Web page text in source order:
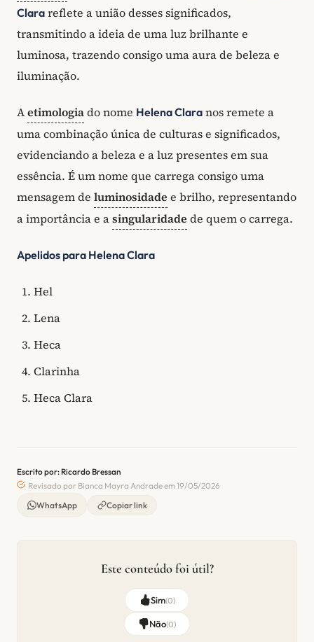
Clara reflete a união desses significados,
transmitindo a ideia de uma luz brilhante e
luminosa, trazendo consigo uma aura de beleza e
iluminação.
Aetimologiado nome Helena Clara nos remete a
uma combinação única de culturas e significados,
evidenciando a beleza e a luz presentes em sua
essência. É um nome que carrega consigo uma
mensagem de luminosidade e brilho, representando
a importância e asingularidade de quem o carrega.
Apelidos para Helena Clara
Hel
Lena
Heca
Clarinha
Heca Clara
Escrito por: Ricardo Bressan
Revisado por Bianca Mayra Andrade em 19/05/2026
WhatsApp
Copiar link
Este conteúdo foi útil?
Sim(0)
Não(0)